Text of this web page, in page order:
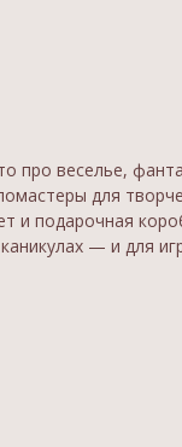
про веселье,
для
и подарочная
— и для